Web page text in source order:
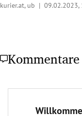
kurier.at, ub | 09.02.2023,
Kommentare